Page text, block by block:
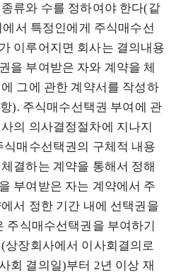
류와 수를 정하여야 한다(같
서 특정인에게 주식매수선
이루어지면 회사는 결의내용
을 부여받은 자와 계약을 체
그에 관한 계약서를 작성하
). 주식매수선택권 부여에 관
의 의사결정절차에 지나지
매수선택권의 구체적 내용
결하는 계약을 통해서 정해
부여받은 자는 계약에서 주
서 정한 기간 내에 선택권을
주식매수선택권을 부여하기
상장회사에서 이사회결의로
회 결의일)부터 2년 이상 재